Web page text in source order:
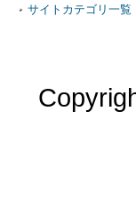
サイトカテゴリ一覧